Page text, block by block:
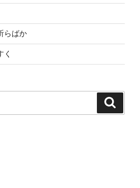
らばか
く